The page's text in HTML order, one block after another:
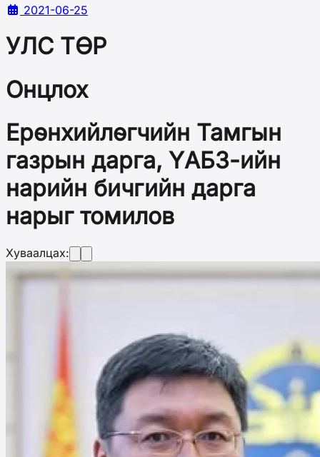
2021-06-25
УЛС ТӨР
Онцлох
Ерөнхийлөгчийн Тамгын
газрын дарга, ҮАБЗ-ийн
нарийн бичгийн дарга
нарыг томилов
Хуваалцах: